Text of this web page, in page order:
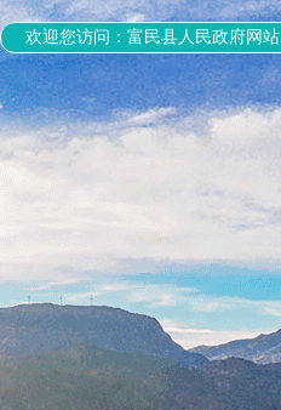
欢迎您访问：富民县人民政府网站